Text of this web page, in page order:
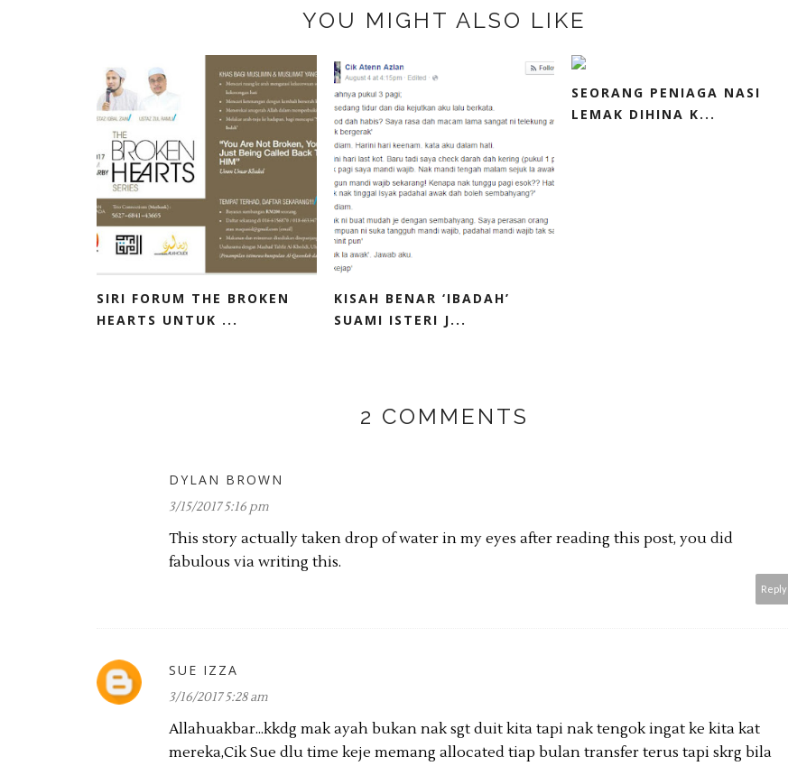
YOU MIGHT ALSO LIKE
SIRI FORUM THE BROKEN
HEARTS UNTUK ...
KISAH BENAR ‘IBADAH’
SUAMI ISTERI J...
SEORANG PENIAGA NASI
LEMAK DIHINA K...
2 COMMENTS
DYLAN BROWN
3/15/2017 5:16 pm
This story actually taken drop of water in my eyes after reading this post, you did
fabulous via writing this.
Reply
SUE IZZA
3/16/2017 5:28 am
Allahuakbar...kkdg mak ayah bukan nak sgt duit kita tapi nak tengok ingat ke kita kat
mereka,Cik Sue dlu time keje memang allocated tiap bulan transfer terus tapi skrg bila